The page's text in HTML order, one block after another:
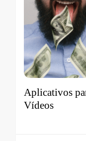
Aplicativos
Vídeos